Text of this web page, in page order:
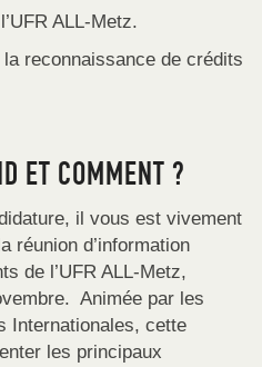
ALL-Metz.
reconnaissance de crédits
ET COMMENT ?
il vous est vivement
réunion d’information
de l’UFR ALL-Metz,
Animée par les
Internationales, cette
les principaux